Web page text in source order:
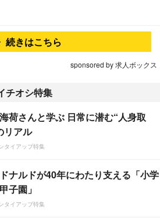
続きはこちら
sponsored by 求人ボックス
チオシ特集
荷さんと学ぶ 日常に潜む“人身取
リアル
タイアップ特集
ナルドが40年にわたり支える「小学
子園」
タイアップ特集